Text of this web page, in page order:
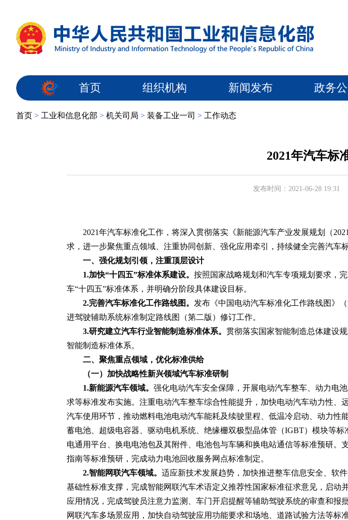
首页 组织机构 新闻发布 政务
首页 > 工业和信息化部 > 机关司局 > 装备工业一司 > 工作动态
2021年汽车标
发布时间：2021-06-28 19:31
2021年汽车标准化工作，将深入贯彻落实《新能源汽车产业发展规划（
求，进一步聚焦重点领域、注重协同创新、强化应用牵引，持续健全完善汽车
一、强化规划引领，注重顶层设计
1.加快“十四五”标准体系建设。 按照国家战略规划和汽车专项规划要求，
车“十四五”标准体系，并明确分阶段具体建设目标。
2.完善汽车标准化工作路线图。 发布《中国电动汽车标准化工作路线图》
进驾驶辅助系统标准制定路线图（第二版）修订工作。
3.研究建立汽车行业智能制造标准体系。 贯彻落实国家智能制造总体建设
智能制造标准体系。
二、聚焦重点领域，优化标准供给
（一）加快战略性新兴领域汽车标准研制
1.新能源汽车领域。 强化电动汽车安全保障，开展电动汽车整车、动力电
求等标准发布实施。注重电动汽车整车综合性能提升，加快电动汽车动力性
汽车使用环节，推动燃料电池电动汽车能耗及续驶里程、低温冷启动、动力
蓄电池、超级电容器、驱动电机系统、绝缘栅双极型晶体管（IGBT）模块等
电通用平台、换电电池包及其附件、电池包与车辆和换电站通信等标准预研
指南等标准预研，完成动力电池回收服务网点标准制定。
2.智能网联汽车领域。 适应新技术发展趋势，加快推进整车信息安全、软
基础性标准支撑，完成智能网联汽车术语定义推荐性国家标准征求意见，启
应用情况，完成驾驶员注意力监测、车门开启提醒等辅助驾驶系统的审查和
网联汽车多场景应用，加快自动驾驶应用功能要求和场地、道路试验方法等